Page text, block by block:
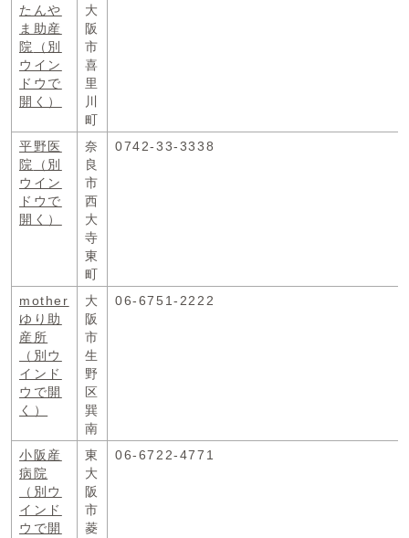
たんや
ま助産
院
（別
ウイン
ドウで
開く）
大
阪
市
喜
里
川
町
平野医
院
（別
ウイン
ドウで
開く）
奈
良
市
西
大
寺
東
町
0742-33-3338
mother
ゆり助
産所
（別ウ
インド
ウで開
く）
大
阪
市
生
野
区
巽
南
06-6751-2222
小阪産
病院
（別ウ
インド
ウで開
東
大
阪
市
菱
06-6722-4771